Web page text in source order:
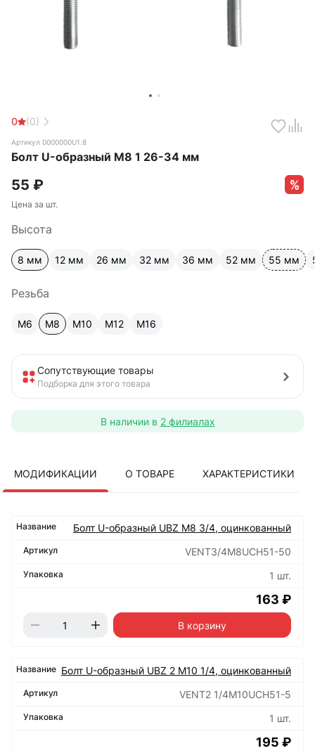
0 (0)
Артикул 0000000U1.8
Болт U-образный М8 1 26-34 мм
55 ₽
Цена за шт.
Высота
8 мм 12 мм 26 мм 32 мм 36 мм 52 мм 55 мм
Резьба
М6 М8 М10 М12 М16
Сопутствующие товары
Подборка для этого товара
В наличии в 2 филиалах
МОДИФИКАЦИИ О ТОВАРЕ ХАРАКТЕРИСТИКИ
Болт U-образный UBZ М8 3/4, оцинкованный
VENT3/4M8UCH51-50
1 шт.
163 ₽
В корзину
Болт U-образный UBZ 2 М10 1/4, оцинкованный
VENT2 1/4M10UCH51-5
1 шт.
195 ₽